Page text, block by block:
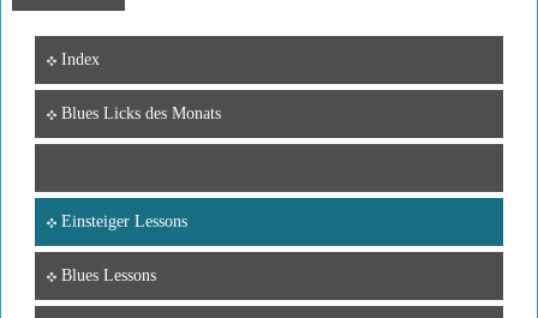
Index
Blues Licks des Monats
Einsteiger Lessons
Blues Lessons